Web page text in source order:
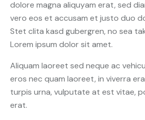
dolore magna aliquyam erat, sed
vero eos et accusam et justo duo
Stet clita kasd gubergren, no sea
Lorem ipsum dolor sit amet.
Aliquam laoreet sed neque ac
eros nec quam laoreet, in viverra
turpis urna, vulputate at est vitae,
erat.